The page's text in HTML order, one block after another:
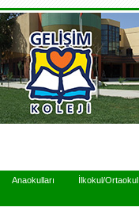
.
Anaokulları İlkokul/Ortaokul